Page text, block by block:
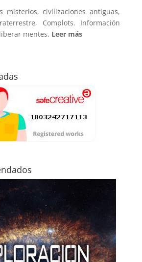
misterios, civilizaciones antiguas,
Complots. Información
mentes. Leer más